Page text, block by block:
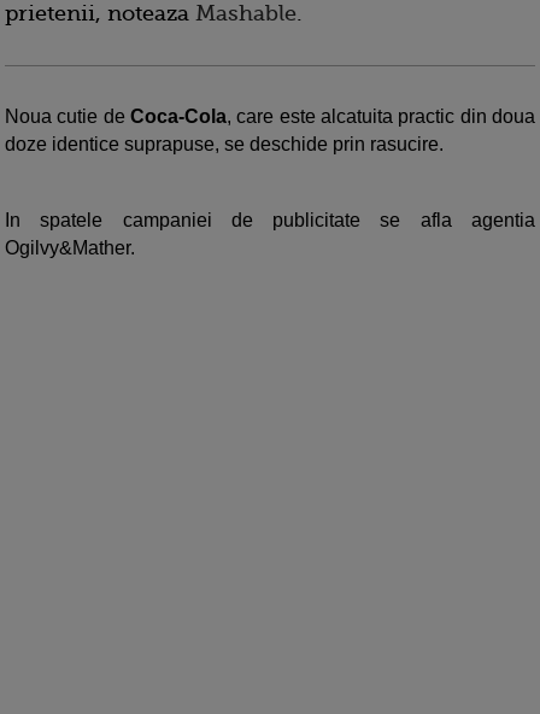
prietenii, noteaza Mashable.
Noua cutie de Coca-Cola, care este alcatuita practic din doua
doze identice suprapuse, se deschide prin rasucire.
In spatele campaniei de publicitate se afla agentia
Ogilvy&Mather.